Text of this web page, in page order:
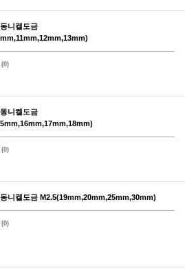
니켈도금
(0)
니켈도금
(0)
니켈도금 M2.5(19mm,20mm,25mm,30mm)
(0)